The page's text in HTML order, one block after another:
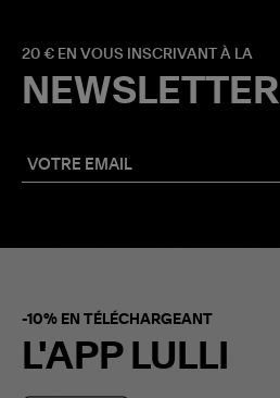
20 € EN VOUS INSCRIVANT À LA
NEWSLETTER
-10% EN TÉLÉCHARGEANT
L'APP LULLI